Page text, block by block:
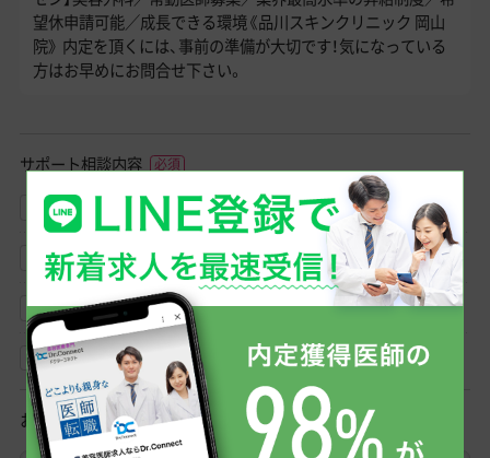
望休申請可能／成長できる環境《品川スキンクリニック 岡山
院》 内定を頂くには、事前の準備が大切です！気になっている
方はお早めにお問合せ下さい。
サポート相談内容
求人紹介
転職相談
クリニック見学相談
その他
お名前